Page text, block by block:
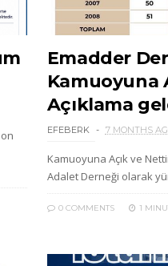
Emadder
Kamuoyuna
Açıklama
EFEBERK 7 MONTHS
Kamuoyuna Açık ve
Adalet Derneği olarak
0 COMMENTS 1